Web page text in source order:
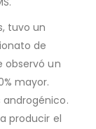
tuvo un
de
observó un
mayor.
producir el